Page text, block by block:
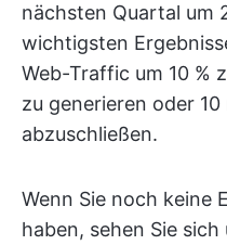
nächsten Quartal um
wichtigsten
Web-Traffic um 10 %
zu generieren oder
abzuschließen.
Wenn Sie noch keine
haben, sehen Sie